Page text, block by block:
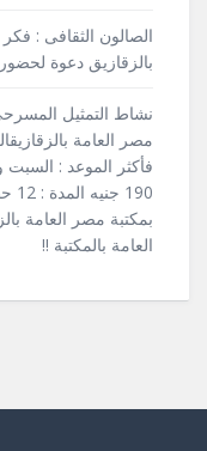
الصالون الثقافى :
بالزقازيق دعوة لحضور
نشاط التمثيل
بمكتبة مصر العامة
العامة بالمكتبة !!